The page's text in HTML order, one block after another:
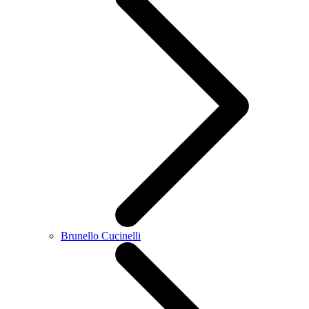
Brunello Cucinelli